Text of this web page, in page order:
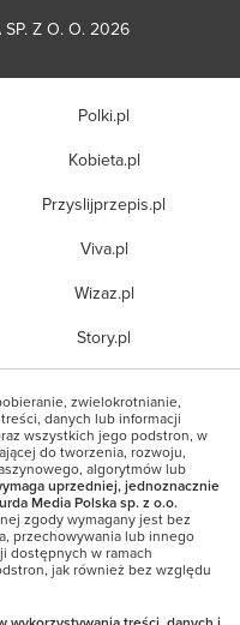
Z O. O. 2026
Polki.pl
Kobieta.pl
Przyslijprzepis.pl
Viva.pl
Wizaz.pl
Story.pl
zwielokrotnianie,
danych lub informacji
wszystkich jego podstron, w
do tworzenia, rozwoju,
algorytmów lub
uprzedniej, jednoznacznie
Media Polska sp. z o.o.
zgody wymagany jest bez
przechowywania lub innego
dostępnych w ramach
jak również bez względu